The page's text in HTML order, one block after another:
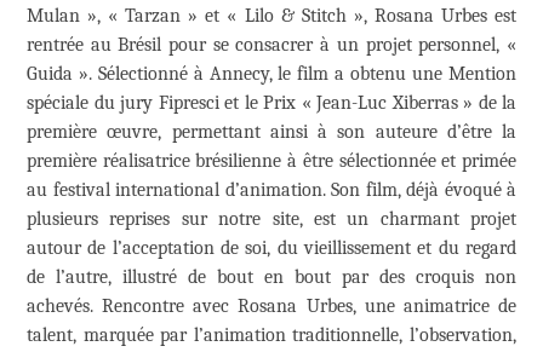
Mulan », « Tarzan » et « Lilo & Stitch », Rosana Urbes est
rentrée au Brésil pour se consacrer à un projet personnel, «
Guida ». Sélectionné à Annecy, le film a obtenu une Mention
spéciale du jury Fipresci et le Prix « Jean-Luc Xiberras » de la
première œuvre, permettant ainsi à son auteure d’être la
première réalisatrice brésilienne à être sélectionnée et primée
au festival international d’animation. Son film, déjà évoqué à
plusieurs reprises sur notre site, est un charmant projet
autour de l’acceptation de soi, du vieillissement et du regard
de l’autre, illustré de bout en bout par des croquis non
achevés. Rencontre avec Rosana Urbes, une animatrice de
talent, marquée par l’animation traditionnelle, l’observation,